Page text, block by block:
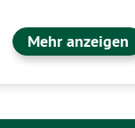
Mehr anzeigen